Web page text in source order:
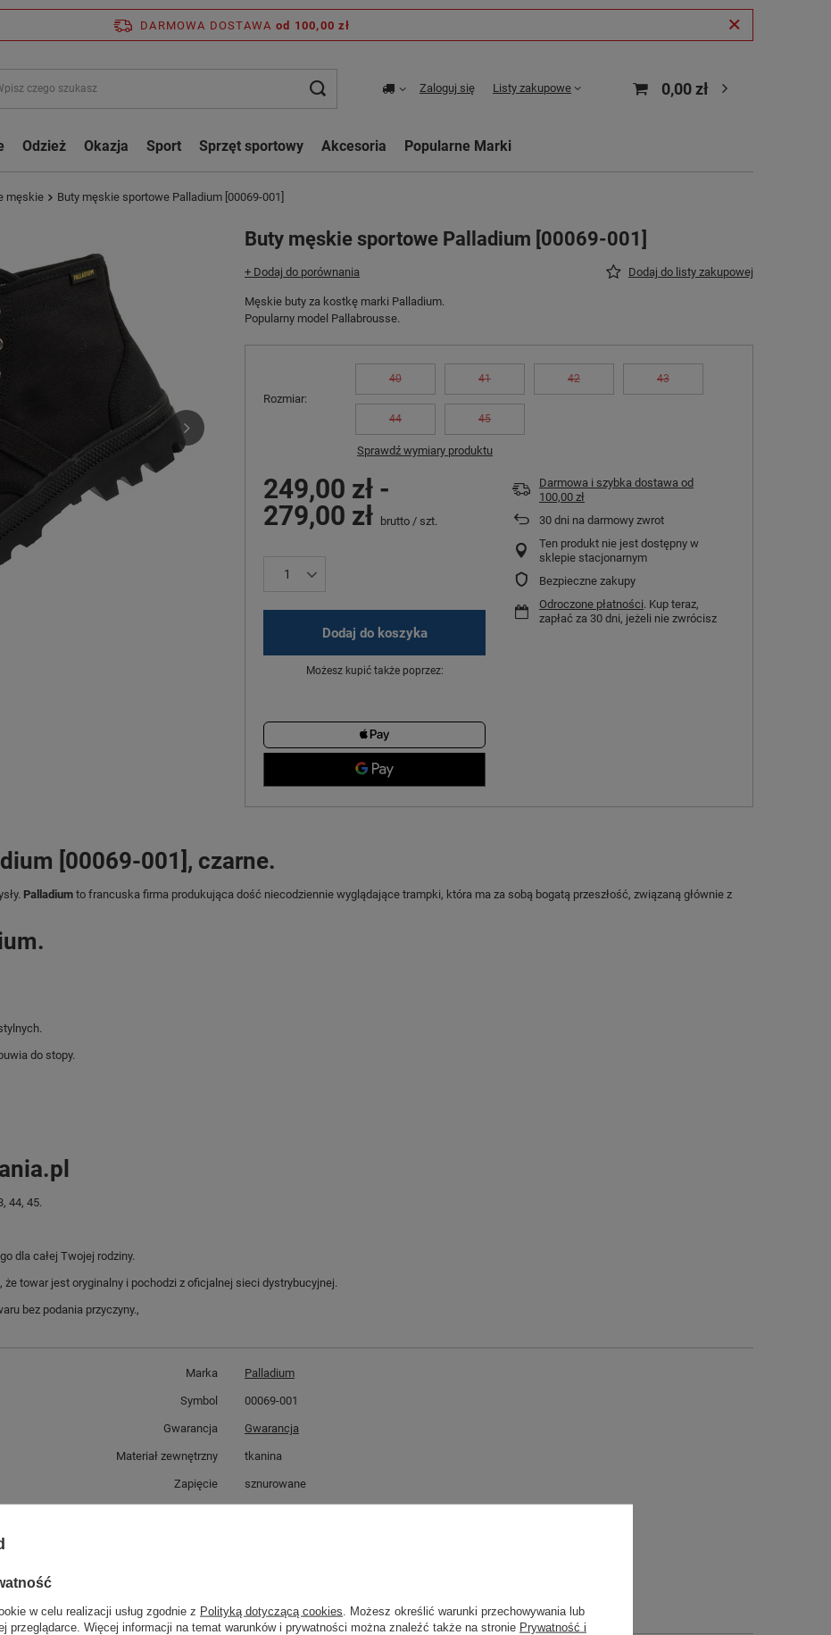
DARMOWA DOSTAWA od 100,00 zł
Zaloguj się Listy zakupowe 0,00 zł
Odzież Okazja Sport Sprzęt sportowy Akcesoria Popularne Marki
męskie Buty męskie sportowe Palladium [00069-001]
Buty męskie sportowe Palladium [00069-001]
+ Dodaj do porównania Dodaj do listy zakupowej
Męskie buty za kostkę marki Palladium.
Popularny model Pallabrousse.
Rozmiar
40 41 42 43
44 45
Sprawdź wymiary produktu
249,00 zł -
279,00 zł
brutto / szt.
Dodaj do koszyka
Możesz kupić także poprzez:
Darmowa i szybka dostawa od
100,00 zł
30 dni na darmowy zwrot
Ten produkt nie jest dostępny w
sklepie stacjonarnym
Bezpieczne zakupy
Odroczone płatności. Kup teraz,
zapłać za 30 dni, jeżeli nie zwrócisz
[00069-001], czarne.
Palladium to francuska firma produkująca dość niecodziennie wyglądające trampki, która ma za sobą bogatą przeszłość, związaną głównie z
do stopy.
44, 45.
dla całej Twojej rodziny.
towar jest oryginalny i pochodzi z oficjalnej sieci dystrybucyjnej.
bez podania przyczyny.,
Marka Palladium
Symbol 00069-001
Gwarancja Gwarancja
Materiał zewnętrzny tkanina
Zapięcie sznurowane
Długość towaru w centymetrach
towaru w centymetrach
w celu realizacji usług zgodnie z Polityką dotyczącą cookies . Możesz określić warunki przechowywania lub
przeglądarce. Więcej informacji na temat warunków i prywatności można znaleźć także na stronie Prywatność i